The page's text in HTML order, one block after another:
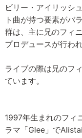
ビリー・アイリッシ
ト曲が持つ要素がバ
群は、主に兄のフィ
プロデュースが行わ
ライブの際は兄のフ
ています。
1997年生まれのフィ
ラマ「Glee」で